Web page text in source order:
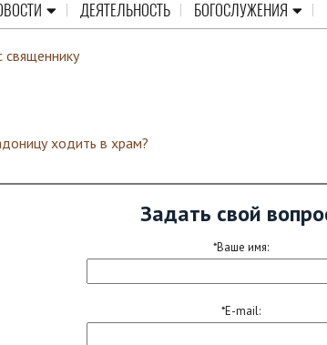
ДЕЯТЕЛЬНОСТЬ БОГОСЛУЖЕНИЯ
священнику
ходить в храм?
Задать свой
*Ваше имя:
*E-mail: